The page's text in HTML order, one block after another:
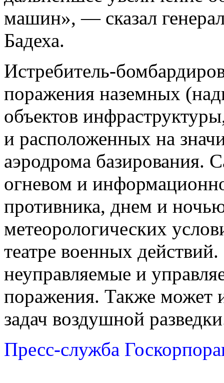
машин», — сказал
Бадеха.
Истребитель-
поражения наземных
объектов
и расположенных на
аэродрома базирования.
огневом и
противника, днем и
метеорологических
театре военных
неуправляемые и
поражения. Также может
задач воздушной
Пресс-служба